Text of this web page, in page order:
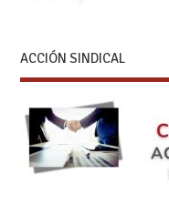
ACCIÓN SINDICAL